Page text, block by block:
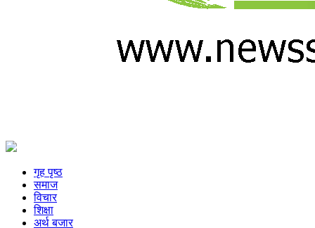
गृह पृष्ठ
समाज
विचार
शिक्षा
अर्थ बजार